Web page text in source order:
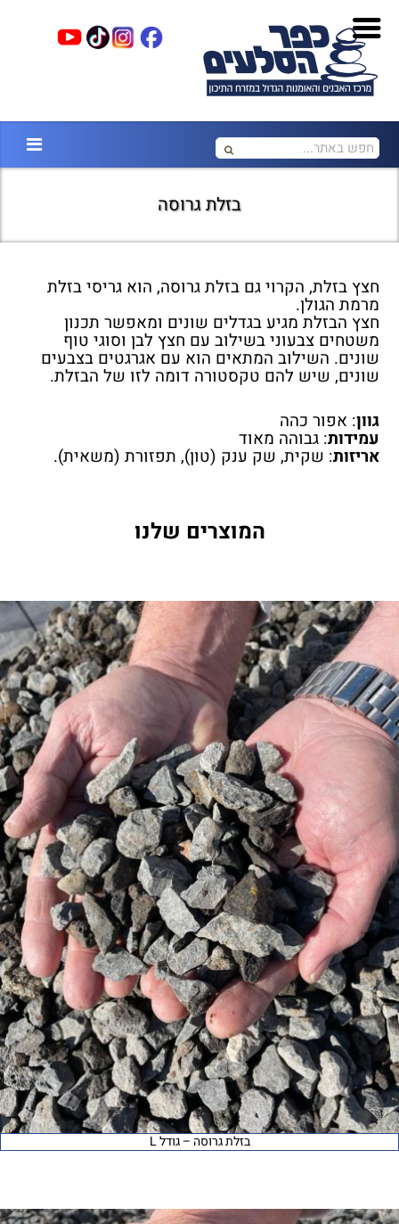
בזלת גרוסה
חצץ בזלת, הקרוי גם בזלת גרוסה, הוא גריסי בזלת
מרמת הגולן.
חצץ הבזלת מגיע בגדלים שונים ומאפשר תכנון
משטחים צבעוני בשילוב עם חצץ לבן וסוגי טוף
שונים. השילוב המתאים הוא עם אגרגטים בצבעים
שונים, שיש להם טקסטורה דומה לזו של הבזלת.
גוון: אפור כהה
עמידות: גבוהה מאוד
אריזות: שקית, שק ענק (טון), תפזורת (משאית).
המוצרים שלנו
בזלת גרוסה – גודל L